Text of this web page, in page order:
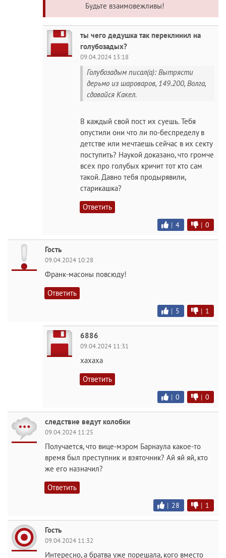
Будьте взаимовежливы!
ты чего дедушка так переклинил на
голубозадых?
09.04.2024 13:18
Голубозадым писал(а): Вытрясти
дерьмо из шароваров, 149.200, Волга,
сдавайся Какел.
В каждый свой пост их суешь. Тебя
опустили они что ли по-беспределу в
детстве или мечтаешь сейчас в их секту
поступить? Наукой доказано, что громче
всех про голубых кричит тот кто сам
такой. Давно тебя продырявили,
старикашка?
Ответить
| 4 | 0
Гость
09.04.2024 10:28
Франк-масоны повсюду!
Ответить
| 5 | 1
6886
09.04.2024 11:31
хахаха
Ответить
| 0 | 0
следствие ведут колобки
09.04.2024 11:25
Получается, что вице-мэром Барнаула какое-то
время был преступник и взяточник? Ай яй яй, кто
же его назначил?
Ответить
| 28 | 1
Гость
09.04.2024 11:32
Интересно, а братва уже порешала, кого вместо